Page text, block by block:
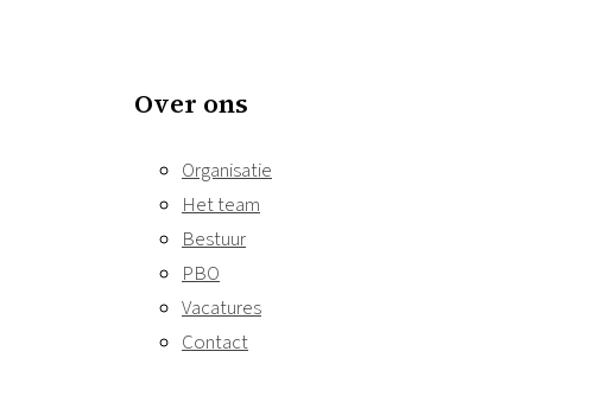
Over ons
Organisatie
Het team
Bestuur
PBO
Vacatures
Contact